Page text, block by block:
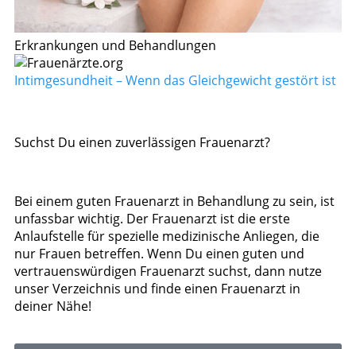
Erkrankungen und Behandlungen
Intimgesundheit – Wenn das Gleichgewicht gestört ist
Suchst Du einen zuverlässigen Frauenarzt?
Bei einem guten Frauenarzt in Behandlung zu sein, ist
unfassbar wichtig. Der Frauenarzt ist die erste
Anlaufstelle für spezielle medizinische Anliegen, die
nur Frauen betreffen. Wenn Du einen guten und
vertrauenswürdigen Frauenarzt suchst, dann nutze
unser Verzeichnis und finde einen Frauenarzt in
deiner Nähe!